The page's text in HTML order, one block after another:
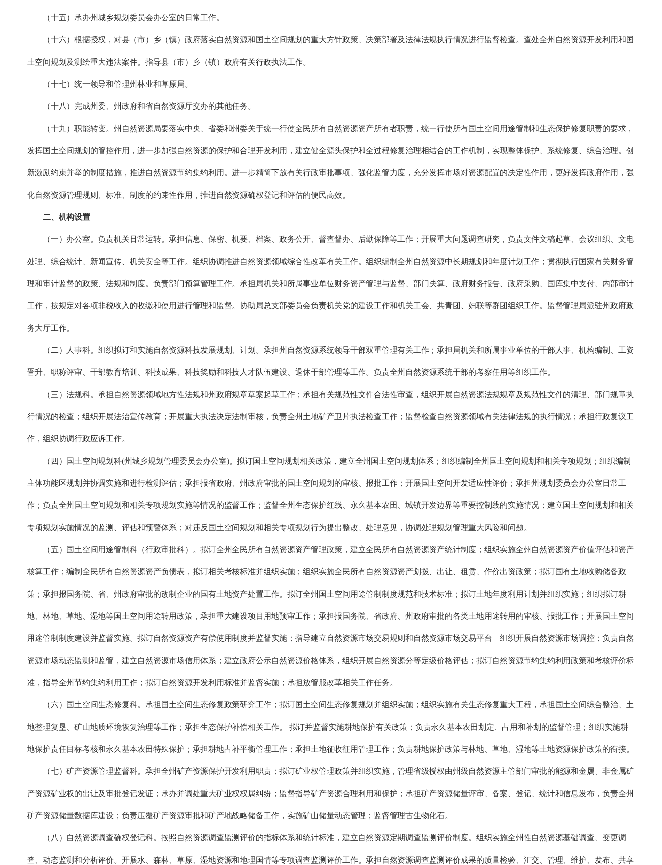
（十五）承办州城乡规划委员会办公室的日常工作。
（十六）根据授权，对县（市）乡（镇）政府落实自然资源和国土空间规划的重大方针政策、决策部署及法律法规执行情况进行监督检查。查处全州自然资源开发利用和国
土空间规划及测绘重大违法案件。指导县（市）乡（镇）政府有关行政执法工作。
（十七）统一领导和管理州林业和草原局。
（十八）完成州委、州政府和省自然资源厅交办的其他任务。
（十九）职能转变。州自然资源局要落实中央、省委和州委关于统一行使全民所有自然资源资产所有者职责，统一行使所有国土空间用途管制和生态保护修复职责的要求，
发挥国土空间规划的管控作用，进一步加强自然资源的保护和合理开发利用，建立健全源头保护和全过程修复治理相结合的工作机制，实现整体保护、系统修复、综合治理。创
新激励约束并举的制度措施，推进自然资源节约集约利用。进一步精简下放有关行政审批事项、强化监管力度，充分发挥市场对资源配置的决定性作用，更好发挥政府作用，强
化自然资源管理规则、标准、制度的约束性作用，推进自然资源确权登记和评估的便民高效。
二、机构设置
（一）办公室。负责机关日常运转。承担信息、保密、机要、档案、政务公开、督查督办、后勤保障等工作；开展重大问题调查研究，负责文件文稿起草、会议组织、文电
处理、综合统计、新闻宣传、机关安全等工作。组织协调推进自然资源领域综合性改革有关工作。组织编制全州自然资源中长期规划和年度计划工作；贯彻执行国家有关财务管
理和审计监督的政策、法规和制度。负责部门预算管理工作。承担局机关和所属事业单位财务资产管理与监督、部门决算、政府财务报告、政府采购、国库集中支付、内部审计
工作，按规定对各项非税收入的收缴和使用进行管理和监督。协助局总支部委员会负责机关党的建设工作和机关工会、共青团、妇联等群团组织工作。监督管理局派驻州政府政
务大厅工作。
（二）人事科。组织拟订和实施自然资源科技发展规划、计划。承担州自然资源系统领导干部双重管理有关工作；承担局机关和所属事业单位的干部人事、机构编制、工资
晋升、职称评审、干部教育培训、科技成果、科技奖励和科技人才队伍建设、退休干部管理等工作。负责全州自然资源系统干部的考察任用等组织工作。
（三）法规科。承担自然资源领域地方性法规和州政府规章草案起草工作；承担有关规范性文件合法性审查，组织开展自然资源法规规章及规范性文件的清理、部门规章执
行情况的检查；组织开展法治宣传教育；开展重大执法决定法制审核，负责全州土地矿产卫片执法检查工作；监督检查自然资源领域有关法律法规的执行情况；承担行政复议工
作，组织协调行政应诉工作。
（四）国土空间规划科(州城乡规划管理委员会办公室)。拟订国土空间规划相关政策，建立全州国土空间规划体系；组织编制全州国土空间规划和相关专项规划；组织编制
主体功能区规划并协调实施和进行检测评估；承担报省政府、州政府审批的国土空间规划的审核、报批工作；开展国土空间开发适应性评价；承担州规划委员会办公室日常工
作；负责全州国土空间规划和相关专项规划实施等情况的监督工作；监督全州生态保护红线、永久基本农田、城镇开发边界等重要控制线的实施情况；建立国土空间规划和相关
专项规划实施情况的监测、评估和预警体系；对违反国土空间规划和相关专项规划行为提出整改、处理意见，协调处理规划管理重大风险和问题。
（五）国土空间用途管制科（行政审批科）。拟订全州全民所有自然资源资产管理政策，建立全民所有自然资源资产统计制度；组织实施全州自然资源资产价值评估和资产
核算工作；编制全民所有自然资源资产负债表，拟订相关考核标准并组织实施；组织实施全民所有自然资源资产划拨、出让、租赁、作价出资政策；拟订国有土地收购储备政
策；承担报国务院、省、州政府审批的改制企业的国有土地资产处置工作。拟订全州国土空间用途管制制度规范和技术标准；拟订土地年度利用计划并组织实施；组织拟订耕
地、林地、草地、湿地等国土空间用途转用政策，承担重大建设项目用地预审工作；承担报国务院、省政府、州政府审批的各类土地用途转用的审核、报批工作；开展国土空间
用途管制制度建设并监督实施。拟订自然资源资产有偿使用制度并监督实施；指导建立自然资源市场交易规则和自然资源市场交易平台，组织开展自然资源市场调控；负责自然
资源市场动态监测和监管，建立自然资源市场信用体系；建立政府公示自然资源价格体系，组织开展自然资源分等定级价格评估；拟订自然资源节约集约利用政策和考核评价标
准，指导全州节约集约利用工作；拟订自然资源开发利用标准并监督实施；承担放管服改革相关工作任务。
（六）国土空间生态修复科。承担国土空间生态修复政策研究工作；拟订国土空间生态修复规划并组织实施；组织实施有关生态修复重大工程，承担国土空间综合整治、土
地整理复垦、矿山地质环境恢复治理等工作；承担生态保护补偿相关工作。 拟订并监督实施耕地保护有关政策；负责永久基本农田划定、占用和补划的监督管理；组织实施耕
地保护责任目标考核和永久基本农田特殊保护；承担耕地占补平衡管理工作；承担土地征收征用管理工作；负责耕地保护政策与林地、草地、湿地等土地资源保护政策的衔接。
（七）矿产资源管理监督科。承担全州矿产资源保护开发利用职责；拟订矿业权管理政策并组织实施，管理省级授权由州级自然资源主管部门审批的能源和金属、非金属矿
产资源矿业权的出让及审批登记发证；承办并调处重大矿业权权属纠纷；监督指导矿产资源合理利用和保护；承担矿产资源储量评审、备案、登记、统计和信息发布，负责全州
矿产资源储量数据库建设；负责压覆矿产资源审批和矿产地战略储备工作，实施矿山储量动态管理；监督管理古生物化石。
（八）自然资源调查确权登记科。按照自然资源调查监测评价的指标体系和统计标准，建立自然资源定期调查监测评价制度。组织实施全州性自然资源基础调查、变更调
查、动态监测和分析评价。开展水、森林、草原、湿地资源和地理国情等专项调查监测评价工作。承担自然资源调查监测评价成果的质量检验、汇交、管理、维护、发布、共享